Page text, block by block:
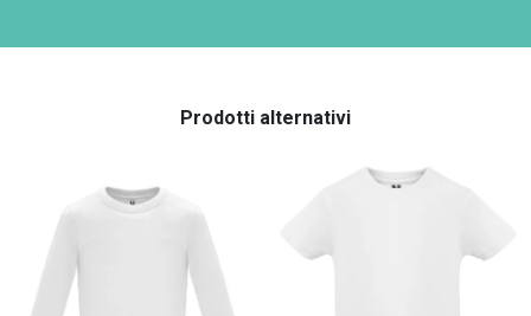
Prodotti alternativi